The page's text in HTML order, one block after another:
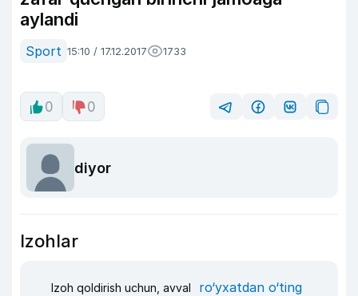
aylandi
Sport 15:10 / 17.12.2017 1733
0 0
diyor
Izohlar
Izoh qoldirish uchun, avval ro‘yxatdan o‘ting